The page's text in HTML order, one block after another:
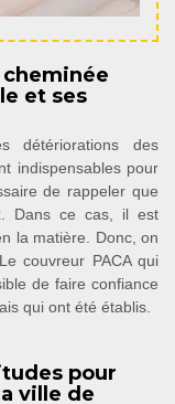
et ses
détériorations des
indispensables pour
de rappeler que
Dans ce cas, il est
la matière. Donc, on
couvreur PACA qui
de faire confiance
qui ont été établis.
pour
ville de